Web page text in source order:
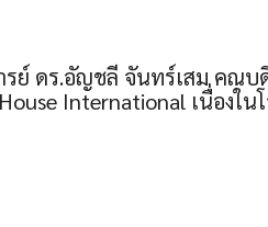
รย์ ดร.อัญชลี จันทร์เสม ค
International เนื่องใน